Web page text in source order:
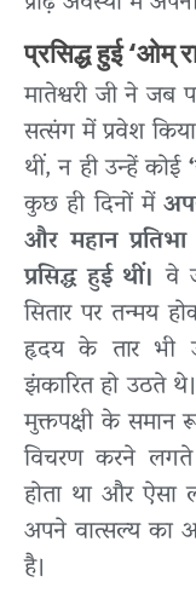
प्रसिद्ध हुई ‘ओम्
मातेश्वरी जी ने
सत्संग में प्रवेश
थीं, न ही उन्हें कोई
कुछ ही दिनों में
और महान
प्रसिद्ध हुई थीं।वे
सितार पर तन्मय
हृदय के तार भी
झंकारित हो उठते
मुक्तपक्षी के
विचरण करने
होता था और ऐसा
अपने वात्सल्य का
है।